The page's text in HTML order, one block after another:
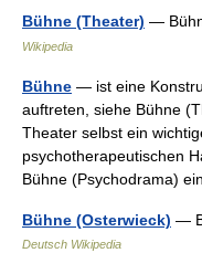
Bühne (Theater) —
Wikipedia
Bühne — ist eine
auftreten, siehe Bühne
Theater selbst ein
psychotherapeutischen
Bühne (Psychodrama)
Bühne (Osterwieck) —
Deutsch Wikipedia